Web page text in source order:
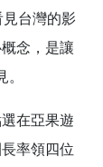
台灣的影
念，是讓
在亞果遊
率領四位